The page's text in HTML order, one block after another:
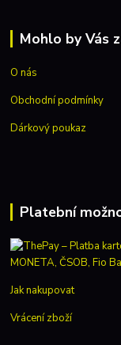
Mohlo by Vás
O nás
Obchodní podmínky
Dárkový poukaz
Platební
Jak nakupovat
Vrácení zboží